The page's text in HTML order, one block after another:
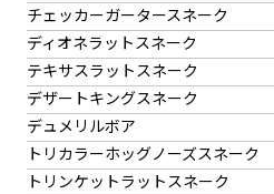
チェッカーガータースネーク
ディオネラットスネーク
テキサスラットスネーク
デザートキングスネーク
デュメリルボア
トリカラーホッグノーズスネーク
トリンケットラットスネーク